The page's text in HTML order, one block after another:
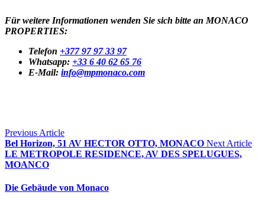
Für weitere Informationen wenden Sie sich bitte an MONACO
PROPERTIES:
Telefon +377 97 97 33 97
Whatsapp: +33 6 40 62 65 76
E-Mail: info@mpmonaco.com
Previous Article
Bel Horizon, 51 AV HECTOR OTTO, MONACO Next Article
LE METROPOLE RESIDENCE, AV DES SPELUGUES,
MOANCO
Die Gebäude von Monaco